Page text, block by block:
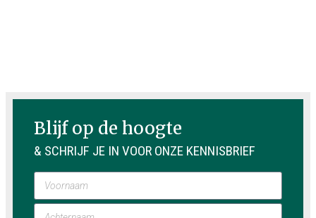
Blijf op de hoogte
& SCHRIJF JE IN VOOR ONZE KENNISBRIEF